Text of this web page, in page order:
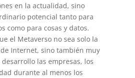
en la actualidad, sino
potencial tanto para
como para cosas y datos.
el Metaverso no sea solo la
Internet, sino también muy
las empresas, los
durante al menos los